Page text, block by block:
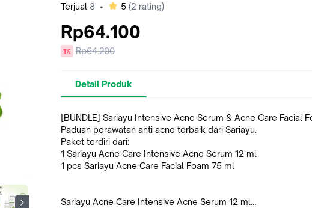
Terjual 8 • bintang
5 (2 rating)
Rp64.100
diskon
1%
Harga
Rp64.200
Detail Produk
[BUNDLE] Sariayu Intensive Acne Serum & Acne Care Facial
Paduan perawatan anti acne terbaik dari Sariayu.
Paket terdiri dari:
1 Sariayu Acne Care Intensive Acne Serum 12 ml
1 pcs Sariayu Acne Care Facial Foam 75 ml
Sariayu Acne Care Intensive Acne Serum 12 ml